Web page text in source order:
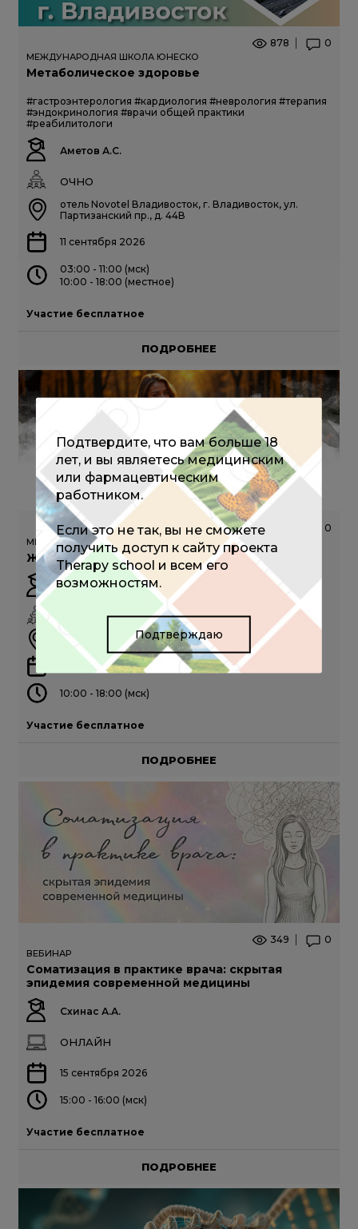
878 0
МЕЖДУНАРОДНАЯ ШКОЛА ЮНЕСКО
Метаболическое здоровье
#гастроэнтерология #кардиология #неврология #терапия
#эндокринология #врачи общей практики
#реабилитологи
Аметов А.С.
ОЧНО
отель Novotel Владивосток, г. Владивосток, ул.
Партизанский пр., д. 44В
11 сентября 2026
03:00 - 11:00 (мск)
10:00 - 18:00 (местное)
Участие бесплатное
ПОДРОБНЕЕ
0
МЕЖРЕГИОНАЛЬНАЯ КОНФЕРЕНЦИЯ РОАГ (ОЧНЫЙ ФОРМАТ)
Женское здоровье, Московская область
Зароченцева Н.В.
г. Москва
12 сентября 2026
10:00 - 18:00 (мск)
Участие бесплатное
ПОДРОБНЕЕ
349 0
ВЕБИНАР
Соматизация в практике врача: скрытая
эпидемия современной медицины
Схинас А.А.
ОНЛАЙН
15 сентября 2026
15:00 - 16:00 (мск)
Участие бесплатное
ПОДРОБНЕЕ
Подтвердите, что вам больше 18
лет, и вы являетесь медицинским
или фармацевтическим
работником.
Если это не так, вы не сможете
получить доступ к сайту проекта
Therapy school и всем его
возможностям.
Подтверждаю